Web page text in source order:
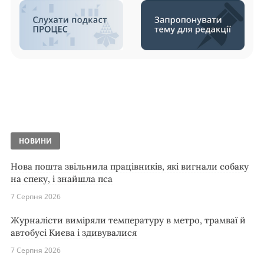
НОВИНИ
Нова пошта звільнила працівників, які вигнали собаку
на спеку, і знайшла пса
7 Серпня 2026
Журналісти виміряли температуру в метро, трамваї й
автобусі Києва і здивувалися
7 Серпня 2026